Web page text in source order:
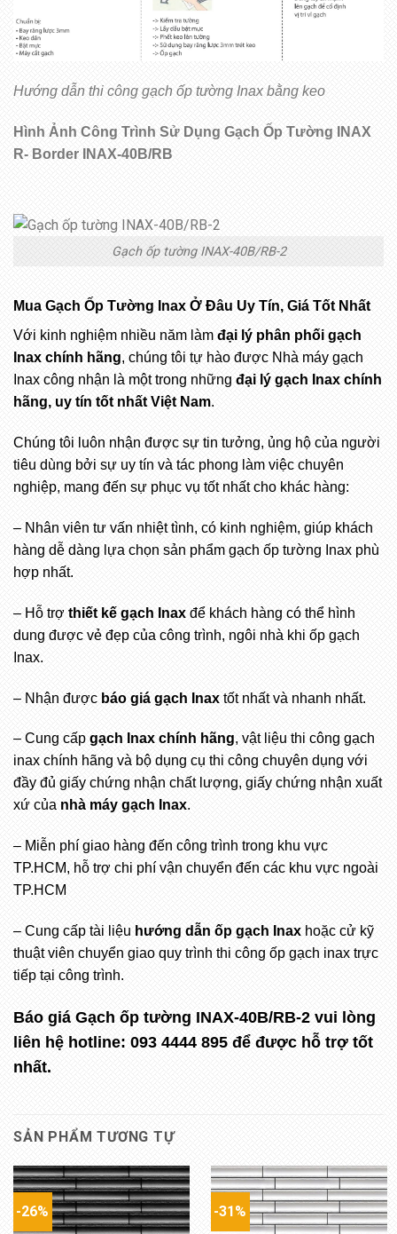
Hướng dẫn thi công gạch ốp tường Inax bằng keo
Hình Ảnh Công Trình Sử Dụng Gạch Ốp Tường
INAX
R- Border INAX-40B/RB
Gạch ốp tường INAX-40B/RB-2
Mua Gạch Ốp Tường Inax Ở Đâu Uy Tín, Giá Tốt Nhất
Với kinh nghiệm nhiều năm làm đại lý phân phối gạch
Inax chính hãng, chúng tôi tự hào được Nhà máy gạch
Inax công nhận là một trong những đại lý gạch Inax chính
hãng, uy tín tốt nhất Việt Nam.
Chúng tôi luôn nhận được sự tin tưởng, ủng hộ của người
tiêu dùng bởi sự uy tín và tác phong làm việc chuyên
nghiệp, mang đến sự phục vụ tốt nhất cho khác hàng:
– Nhân viên tư vấn nhiệt tình, có kinh nghiệm, giúp khách
hàng dễ dàng lựa chọn sản phẩm gạch ốp tường Inax phù
hợp nhất.
– Hỗ trợ thiết kế gạch Inax để khách hàng có thể hình
dung được vẻ đẹp của công trình, ngôi nhà khi ốp gạch
Inax.
– Nhận được báo giá gạch Inax tốt nhất và nhanh nhất.
– Cung cấp gạch Inax chính hãng, vật liệu thi công gạch
inax chính hãng và bộ dụng cụ thi công chuyên dụng với
đầy đủ giấy chứng nhận chất lượng, giấy chứng nhận xuất
xứ của nhà máy gạch Inax.
– Miễn phí giao hàng đến công trình trong khu vực
TP.HCM, hỗ trợ chi phí vận chuyển đến các khu vực ngoài
TP.HCM
– Cung cấp tài liệu hướng dẫn ốp gạch Inax hoặc cử kỹ
thuật viên chuyển giao quy trình thi công ốp gạch inax trực
tiếp tại công trình.
Báo giá Gạch ốp tường INAX-40B/RB-2 vui lòng
liên hệ hotline: 093 4444 895 để được hỗ trợ tốt
nhất.
SẢN PHẨM TƯƠNG TỰ
-26% -31%